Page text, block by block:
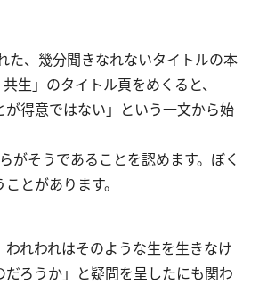
在学生の方
卒業生の方 地域・企業の方
セス お問い合わせ
た、幾分聞きなれないタイトルの本
生」のタイトル頁をめくると、
が得意ではない」という一文から始
がそうであることを認めます。ぼく
とがあります。
われわれはそのような生を生きなけ
ろうか」と疑問を呈したにも関わ